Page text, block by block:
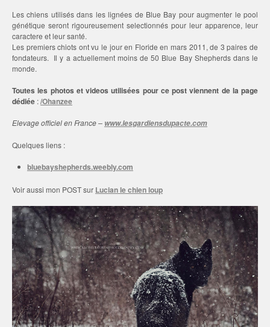
Les chiens utilisés dans les lignées de Blue Bay pour augmenter le pool
génétique seront rigoureusement selectionnés pour leur apparence, leur
caractere et leur santé.
Les premiers chiots ont vu le jour en Floride en mars 2011, de 3 paires de
fondateurs. Il y a actuellement moins de 50 Blue Bay Shepherds dans le
monde.
Toutes les photos et videos utilisées pour ce post viennent de la page
dédiée :/Ohanzee
Elevage officiel en France – www.lesgardiensdupacte.com
Quelques liens :
bluebayshepherds.weebly.com
Voir aussi mon POST sur Lucian le chien loup